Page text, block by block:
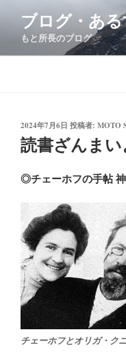
ン
ブログ・あ
もと所長のブログ
投
稿
日:
2024年7月6日 投稿者: MOTO
読書ざんまい
◎チェーホフの手帖 神
チェーホフとオリガ・ク